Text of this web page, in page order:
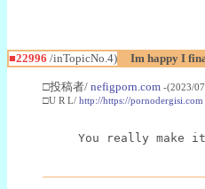
■22996 /inTopicNo.4) Im happy I
□投稿者/ nefigporn.com -(2023/
□U R L/ http://https://pornodergisi.com
You really make